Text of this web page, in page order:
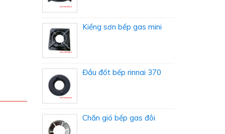
Kiềng sơn bếp gas mini
Đầu đốt bếp rinnai 370
Chắn gió bếp gas đôi